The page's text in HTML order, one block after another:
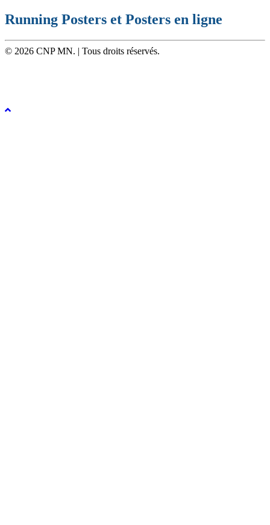
Running Posters et Posters en ligne
© 2026 CNP MN. | Tous droits réservés.